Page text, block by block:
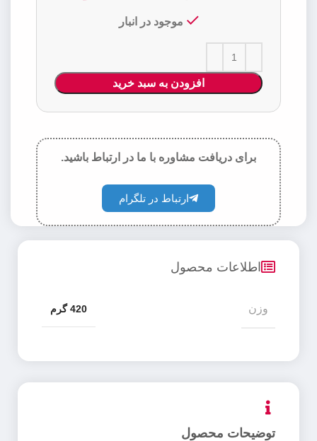
موجود در انبار
افزودن به سبد خرید
برای دریافت مشاوره با ما در ارتباط باشید.
ارتباط در تلگرام
توضیحات محصول
اطلاعات محصول
وزن 420 گرم